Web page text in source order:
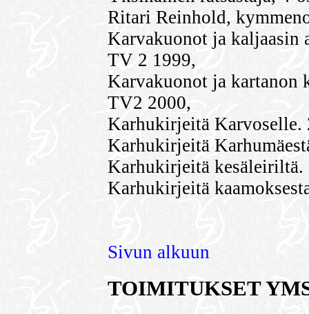
Ritari Reinhold,
Karvakuonot ja kaljaasin
TV 2 1999,
Karvakuonot ja kartanon
TV2 2000,
Karhukirjeitä Karvoselle.
Karhukirjeitä
Karhukirjeitä kesäleiriltä.
Karhukirjeitä
Sivun alkuun
TOIMITUKSET